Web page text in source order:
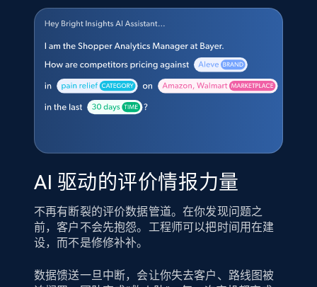
AI 驱动的评价情报力量
不再有断裂的评价数据管道。在你发现问题之
前，客户不会先抱怨。工程师可以把时间用在建
设，而不是修修补补。
数据馈送一旦中断，会让你失去客户、路线图被